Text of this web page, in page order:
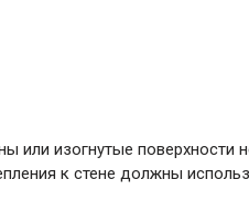
или изогнутые поверхности
к стене должны